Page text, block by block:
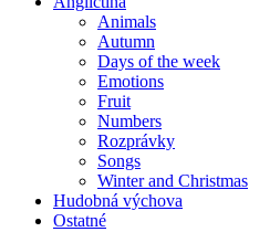
Animals
Autumn
Days of the week
Emotions
Fruit
Numbers
Rozprávky
Songs
Winter and Christmas
Hudobná výchova
Ostatné